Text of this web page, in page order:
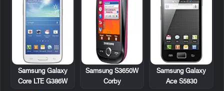
Samsung Galaxy
Ace S5830
Samsung S3650W
Corby
Samsung Galaxy
Core LTE G386W